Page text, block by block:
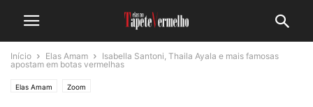
Início Elas Amam
Isabella Santoni, Thaila Ayala e mais famosas
apostam em botas vermelhas
Elas Amam Zoom